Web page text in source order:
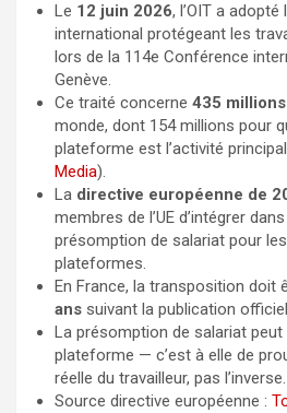
Le 12 juin 2026, l’OIT a
international protégeant les
lors de la 114e Conférence
Genève.
Ce traité concerne 435
monde, dont 154 millions pour
plateforme est l’activité
Media).
La directive européenne de
membres de l’UE d’intégrer
présomption de salariat pour
plateformes.
En France, la transposition doit
ans suivant la publication
La présomption de salariat
plateforme — c’est à elle de
réelle du travailleur, pas l’inverse.
Source directive européenne :